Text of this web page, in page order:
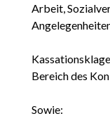
Arbeit,
Bereich des
Sowie: